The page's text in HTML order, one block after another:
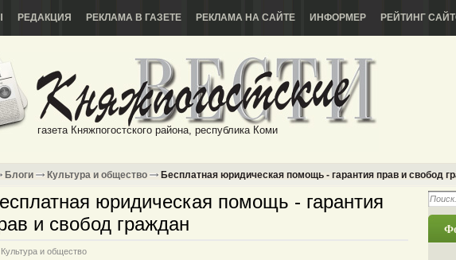
РЕДАКЦИЯ РЕКЛАМА В ГАЗЕТЕ РЕКЛАМА НА САЙТЕ ИНФОРМЕР РЕЙТИНГ
газета Княжпогостского района, республика Коми
Блоги Культура и общество Бесплатная юридическая помощь - гарантия прав и свобод
юридическая помощь - гарантия
и свобод граждан
Культура и общество